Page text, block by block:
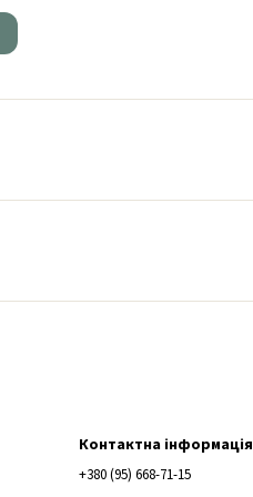
Контактна інформація
+380 (95) 668-71-15